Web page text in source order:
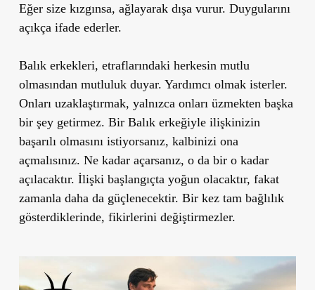
Eğer size kızgınsa, ağlayarak dışa vurur. Duygularını
açıkça ifade ederler.
Balık erkekleri, etraflarındaki herkesin mutlu
olmasından mutluluk duyar. Yardımcı olmak isterler.
Onları uzaklaştırmak, yalnızca onları üzmekten başka
bir şey getirmez. Bir Balık erkeğiyle ilişkinizin
başarılı olmasını istiyorsanız, kalbinizi ona
açmalısınız. Ne kadar açarsanız, o da bir o kadar
açılacaktır. İlişki başlangıçta yoğun olacaktır, fakat
zamanla daha da güçlenecektir. Bir kez tam bağlılık
gösterdiklerinde, fikirlerini değiştirmezler.